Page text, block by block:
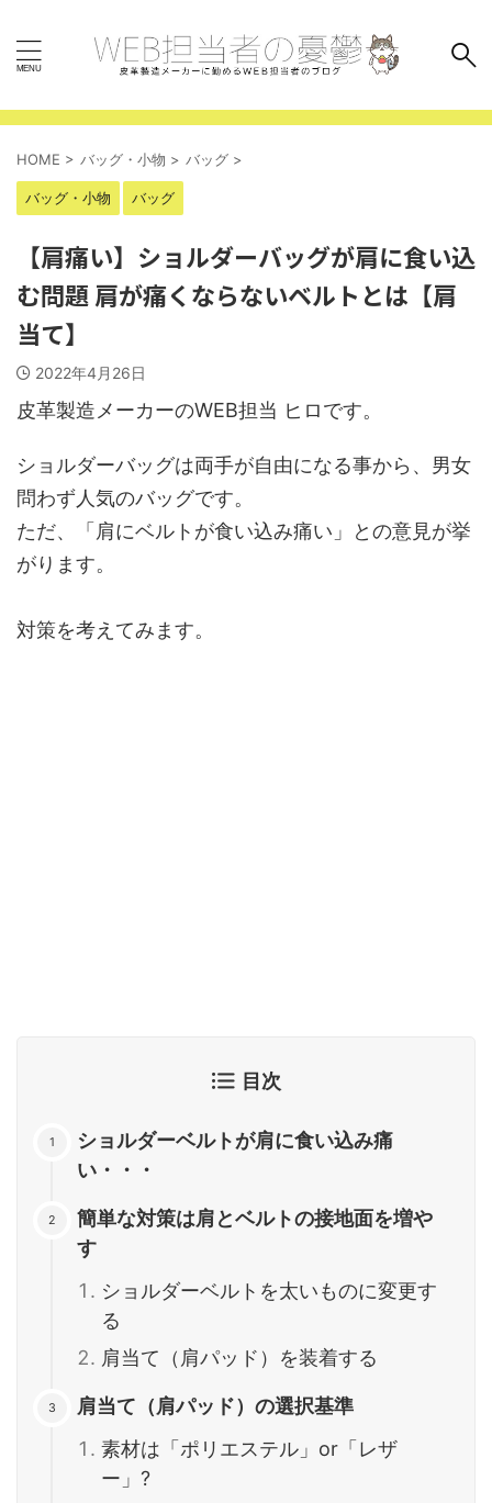
HOME > バッグ・小物 > バッグ >
バッグ・小物 バッグ
【肩痛い】ショルダーバッグが肩に食い込
む問題 肩が痛くならないベルトとは【肩
当て】
2022年4月26日
皮革製造メーカーのWEB担当 ヒロです。
ショルダーバッグは両手が自由になる事から、男女
問わず人気のバッグです。
ただ、「肩にベルトが食い込み痛い」との意見が挙
がります。
対策を考えてみます。
目次
ショルダーベルトが肩に食い込み痛
い・・・
簡単な対策は肩とベルトの接地面を増や
す
ショルダーベルトを太いものに変更す
る
肩当て（肩パッド）を装着する
肩当て（肩パッド）の選択基準
素材は「ポリエステル」or「レザ
ー」?